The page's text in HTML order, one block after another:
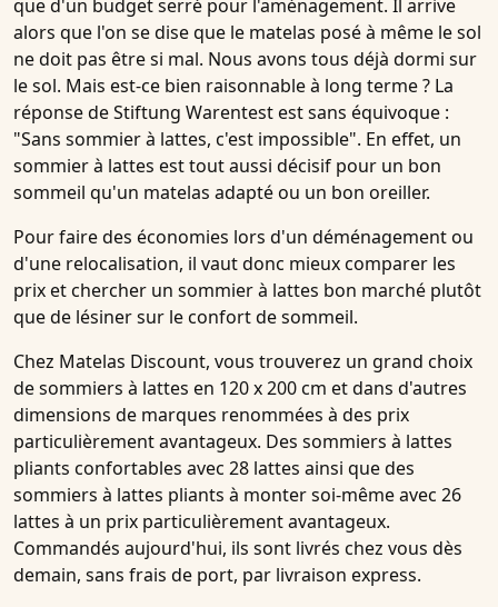
que d'un budget serré pour l'aménagement. Il arrive
alors que l'on se dise que le matelas posé à même le sol
ne doit pas être si mal. Nous avons tous déjà dormi sur
le sol. Mais est-ce bien raisonnable à long terme ? La
réponse de Stiftung Warentest est sans équivoque :
"Sans sommier à lattes, c'est impossible". En effet, un
sommier à lattes est tout aussi décisif pour un bon
sommeil qu'un matelas adapté ou un bon oreiller.
Pour faire des économies lors d'un déménagement ou
d'une relocalisation, il vaut donc mieux comparer les
prix et chercher un sommier à lattes bon marché plutôt
que de lésiner sur le confort de sommeil.
Chez Matelas Discount, vous trouverez un grand choix
de sommiers à lattes en 120 x 200 cm et dans d'autres
dimensions de marques renommées à des prix
particulièrement avantageux. Des sommiers à lattes
pliants confortables avec 28 lattes ainsi que des
sommiers à lattes pliants à monter soi-même avec 26
lattes à un prix particulièrement avantageux.
Commandés aujourd'hui, ils sont livrés chez vous dès
demain, sans frais de port, par livraison express.